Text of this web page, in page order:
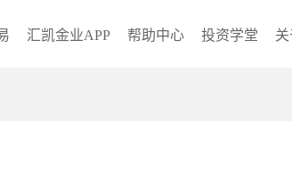
汇凯金业APP 帮助中心 投资学堂